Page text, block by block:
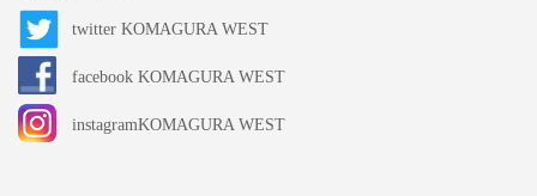
twitter KOMAGURA WEST
facebook KOMAGURA WEST
instagramKOMAGURA WEST